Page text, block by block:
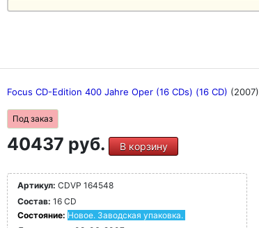
Focus CD-Edition 400 Jahre Oper (16 CDs) (16 CD) (2007)
Под заказ
40437 руб. В корзину
Артикул: CDVP 164548
Состав: 16 CD
Состояние: Новое. Заводская упаковка.